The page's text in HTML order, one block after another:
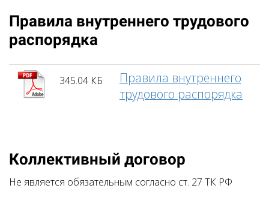
Правила внутреннего трудового
распорядка
345.04 КБ
Правила внутреннего
трудового распорядка
Коллективный договор
Не является обязательным согласно ст. 27 ТК РФ